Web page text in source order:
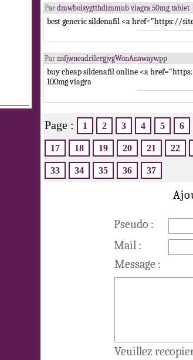
Par dmwboisygtthdimmub viagra 50mg tablet
best generic sildenafil <a href="https://
Par nsfjwneadrilergjvgWonAnawaywpp
buy cheap sildenafil online <a
100mg viagra
Page : 1 2 3 4 5 6
17 18 19 20 21 22
33 34 35 36 37
Pseudo :
Mail :
Message :
Veuillez